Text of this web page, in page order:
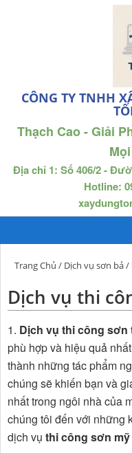
CÔNG TY TNHH
Thạch Cao - Giải
Địa chỉ 1: Số 406/2 -
Hotline:
Trang Chủ / Dịch vụ sơn bả/
Dịch vụ thi
1. Dịch vụ thi công sơn
phù hợp và hiệu quả
thành những tác phẩm
chúng sẽ khiến bạn và
nhất trong ngôi nhà của
chúng tôi đến với những
dịch vụ thi công sơn